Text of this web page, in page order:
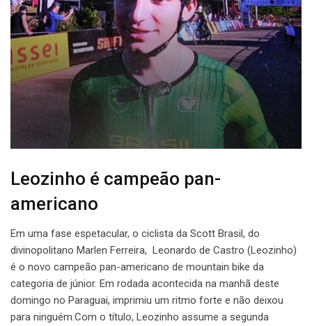
Leozinho é campeão pan-
americano
Em uma fase espetacular, o ciclista da Scott Brasil, do
divinopolitano Marlen Ferreira, Leonardo de Castro (Leozinho)
é o novo campeão pan-americano de mountain bike da
categoria de júnior. Em rodada acontecida na manhã deste
domingo no Paraguai, imprimiu um ritmo forte e não deixou
para ninguém.Com o título, Leozinho assume a segunda